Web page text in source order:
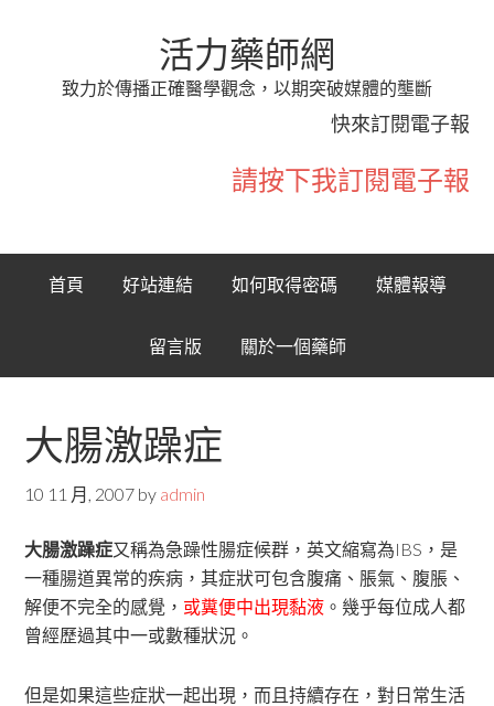
活力藥師網
致力於傳播正確醫學觀念，以期突破媒體的壟斷
快來訂閱電子報
請按下我訂閱電子報
首頁 好站連結 如何取得密碼 媒體報導
留言版 關於一個藥師
大腸激躁症
10 11 月, 2007 by admin
大腸激躁症又稱為急躁性腸症候群，英文縮寫為IBS，是
一種腸道異常的疾病，其症狀可包含腹痛、脹氣、腹脹、
解便不完全的感覺， 或糞便中出現黏液 。幾乎每位成人都
曾經歷過其中一或數種狀況。
但是如果這些症狀一起出現，而且持續存在，對日常生活